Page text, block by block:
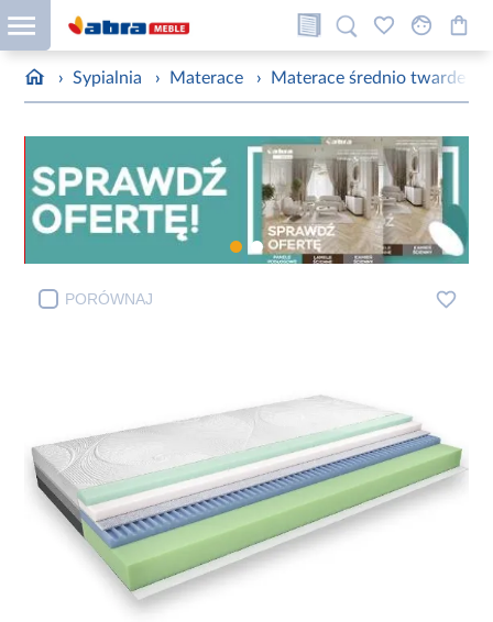
› Sypialnia › Materace › Materace średnio twarde
PORÓWNAJ